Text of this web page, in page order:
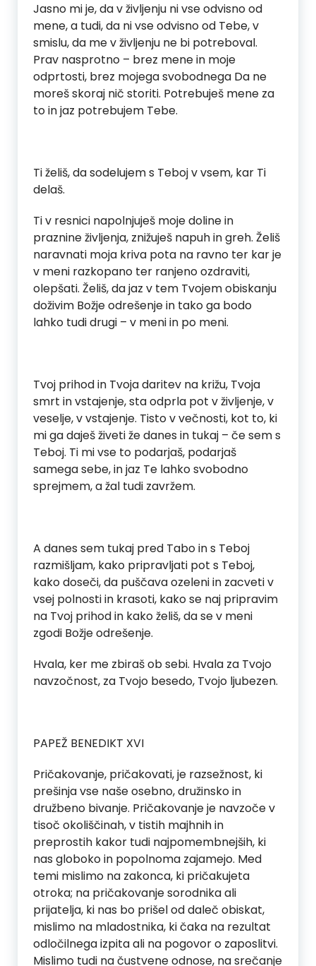
Jasno mi je, da v življenju ni vse odvisno od
mene, a tudi, da ni vse odvisno od Tebe, v
smislu, da me v življenju ne bi potreboval.
Prav nasprotno – brez mene in moje
odprtosti, brez mojega svobodnega Da ne
moreš skoraj nič storiti. Potrebuješ mene za
to in jaz potrebujem Tebe.
Ti želiš, da sodelujem s Teboj v vsem, kar Ti
delaš.
Ti v resnici napolnjuješ moje doline in
praznine življenja, znižuješ napuh in greh. Želiš
naravnati moja kriva pota na ravno ter kar je
v meni razkopano ter ranjeno ozdraviti,
olepšati. Želiš, da jaz v tem Tvojem obiskanju
doživim Božje odrešenje in tako ga bodo
lahko tudi drugi – v meni in po meni.
Tvoj prihod in Tvoja daritev na križu, Tvoja
smrt in vstajenje, sta odprla pot v življenje, v
veselje, v vstajenje. Tisto v večnosti, kot to, ki
mi ga daješ živeti že danes in tukaj – če sem s
Teboj. Ti mi vse to podarjaš, podarjaš
samega sebe, in jaz Te lahko svobodno
sprejmem, a žal tudi zavržem.
A danes sem tukaj pred Tabo in s Teboj
razmišljam, kako pripravljati pot s Teboj,
kako doseči, da puščava ozeleni in zacveti v
vsej polnosti in krasoti, kako se naj pripravim
na Tvoj prihod in kako želiš, da se v meni
zgodi Božje odrešenje.
Hvala, ker me zbiraš ob sebi. Hvala za Tvojo
navzočnost, za Tvojo besedo, Tvojo ljubezen.
PAPEŽ BENEDIKT XVI
Pričakovanje, pričakovati, je razsežnost, ki
prešinja vse naše osebno, družinsko in
družbeno bivanje. Pričakovanje je navzoče v
tisoč okoliščinah, v tistih majhnih in
preprostih kakor tudi najpomembnejših, ki
nas globoko in popolnoma zajamejo. Med
temi mislimo na zakonca, ki pričakujeta
otroka; na pričakovanje sorodnika ali
prijatelja, ki nas bo prišel od daleč obiskat,
mislimo na mladostnika, ki čaka na rezultat
odločilnega izpita ali na pogovor o zaposlitvi.
Mislimo tudi na čustvene odnose, na srečanje